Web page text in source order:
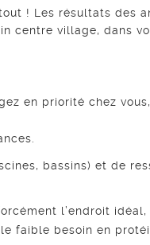
! Les résultats des
centre village, dans
en priorité chez
bassins) et de
l’endroit
faible besoin en